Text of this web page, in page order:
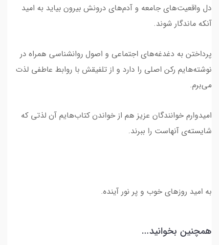
دل واقعیت‌های جامعه و آدم‌های درونش بیرون بیاید به امید
آنکه ماندگار شوند.
پرداختن به دغدغه‌های اجتماعی و اصول روانشناسی همراه در
نوشته‌‌هایم رکن اصلی را دارد و از تلفیقش با روابط عاطفی لذت
می‌برم.
امیدوارم خوانندگان عزیز هم از خواندن کتاب‌هایم آن لذتی که
شایسته‌ی آنهاست را ببرند.
به امید روزهای خوب و پر نور آینده.
همچنین بخوانید...